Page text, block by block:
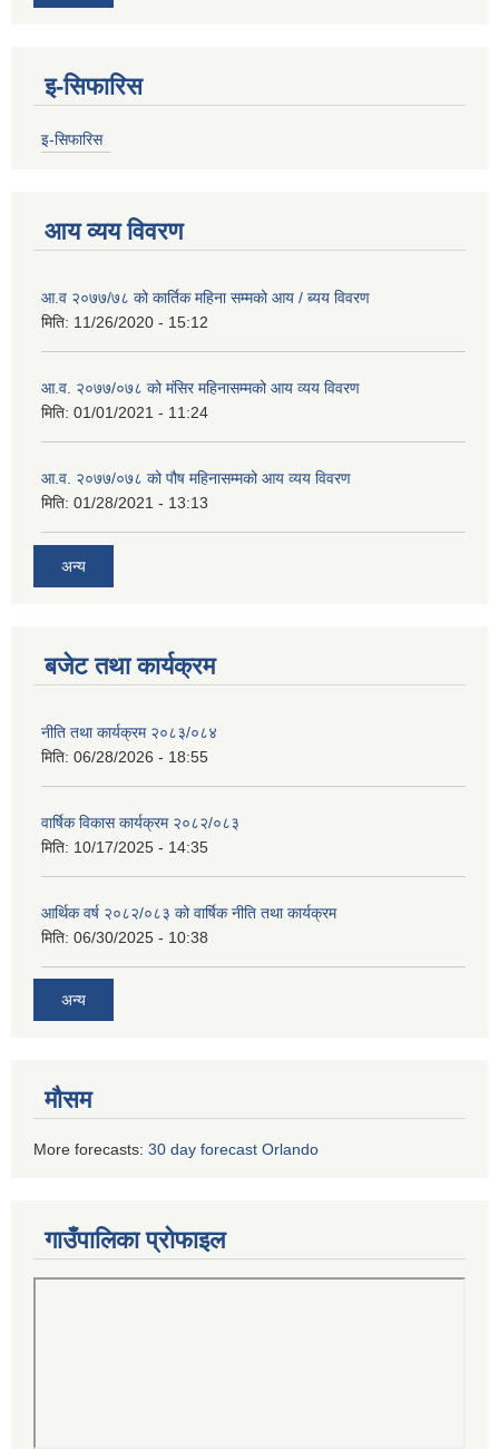
इ-सिफारिस
इ-सिफारिस
आय व्यय विवरण
आ.व २०७७/७८ को कार्तिक महिना सम्मको आय / ब्यय विवरण
मिति: 11/26/2020 - 15:12
आ.व. २०७७/०७८ को मंसिर महिनासम्मको आय व्यय विवरण
मिति: 01/01/2021 - 11:24
आ.व. २०७७/०७८ को पौष महिनासम्मको आय व्यय विवरण
मिति: 01/28/2021 - 13:13
अन्य
बजेट तथा कार्यक्रम
नीति तथा कार्यक्रम २०८३/०८४
मिति: 06/28/2026 - 18:55
वार्षिक विकास कार्यक्रम २०८२/०८३
मिति: 10/17/2025 - 14:35
आर्थिक वर्ष २०८२/०८३ को वार्षिक नीति तथा कार्यक्रम
मिति: 06/30/2025 - 10:38
अन्य
मौसम
More forecasts: 30 day forecast Orlando
गाउँपालिका प्रोफाइल